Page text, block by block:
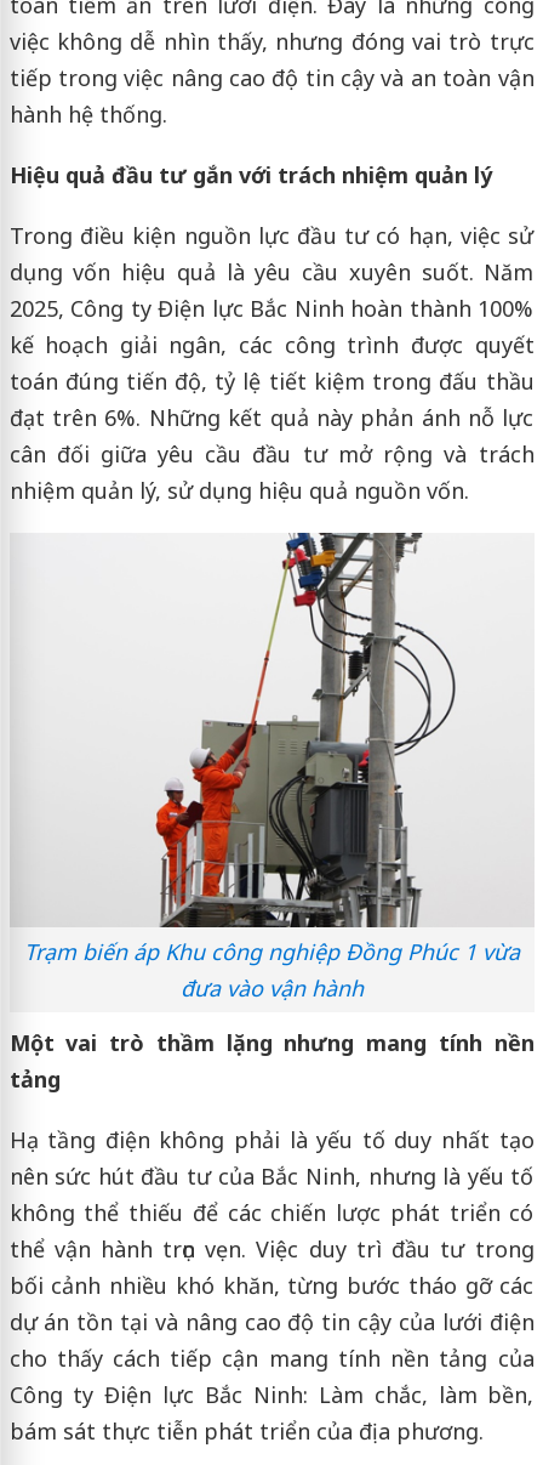
việc không dễ nhìn thấy, nhưng đóng vai trò trực
tiếp trong việc nâng cao độ tin cậy và an toàn vận
hành hệ thống.
Hiệu quả đầu tư gắn với trách nhiệm quản lý
Trong điều kiện nguồn lực đầu tư có hạn, việc sử
dụng vốn hiệu quả là yêu cầu xuyên suốt. Năm
2025, Công ty Điện lực Bắc Ninh hoàn thành 100%
kế hoạch giải ngân, các công trình được quyết
toán đúng tiến độ, tỷ lệ tiết kiệm trong đấu thầu
đạt trên 6%. Những kết quả này phản ánh nỗ lực
cân đối giữa yêu cầu đầu tư mở rộng và trách
nhiệm quản lý, sử dụng hiệu quả nguồn vốn.
Trạm biến áp Khu công nghiệp Đồng Phúc 1 vừa
đưa vào vận hành
Một vai trò thầm lặng nhưng mang tính nền
tảng
Hạ tầng điện không phải là yếu tố duy nhất tạo
nên sức hút đầu tư của Bắc Ninh, nhưng là yếu tố
không thể thiếu để các chiến lược phát triển có
thể vận hành trọn vẹn. Việc duy trì đầu tư trong
bối cảnh nhiều khó khăn, từng bước tháo gỡ các
dự án tồn tại và nâng cao độ tin cậy của lưới điện
cho thấy cách tiếp cận mang tính nền tảng của
Công ty Điện lực Bắc Ninh: Làm chắc, làm bền,
bám sát thực tiễn phát triển của địa phương.